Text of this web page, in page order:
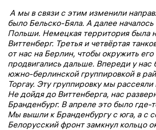
А мы в связи с этим изменили
было Бельско-Бяла. А далее
Польши. Немецкая территория была
Виттенберг. Третья и четвёртая
от нас на Берлин, чтобы окружить
продвигались дальше. Впереди у нас
южно-берлинской группировкой в
Торгау. Эту группировку мы
Не дойдя до Виттенберга, нас
Бранденбург. В апреле это было где-
Мы вышли к Бранденбургу с юга, а с
Белорусский фронт замкнул кольцо